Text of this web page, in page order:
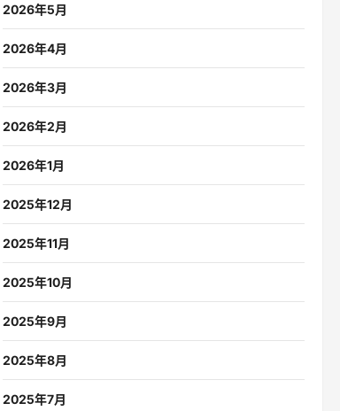
2026年5月
2026年4月
2026年3月
2026年2月
2026年1月
2025年12月
2025年11月
2025年10月
2025年9月
2025年8月
2025年7月